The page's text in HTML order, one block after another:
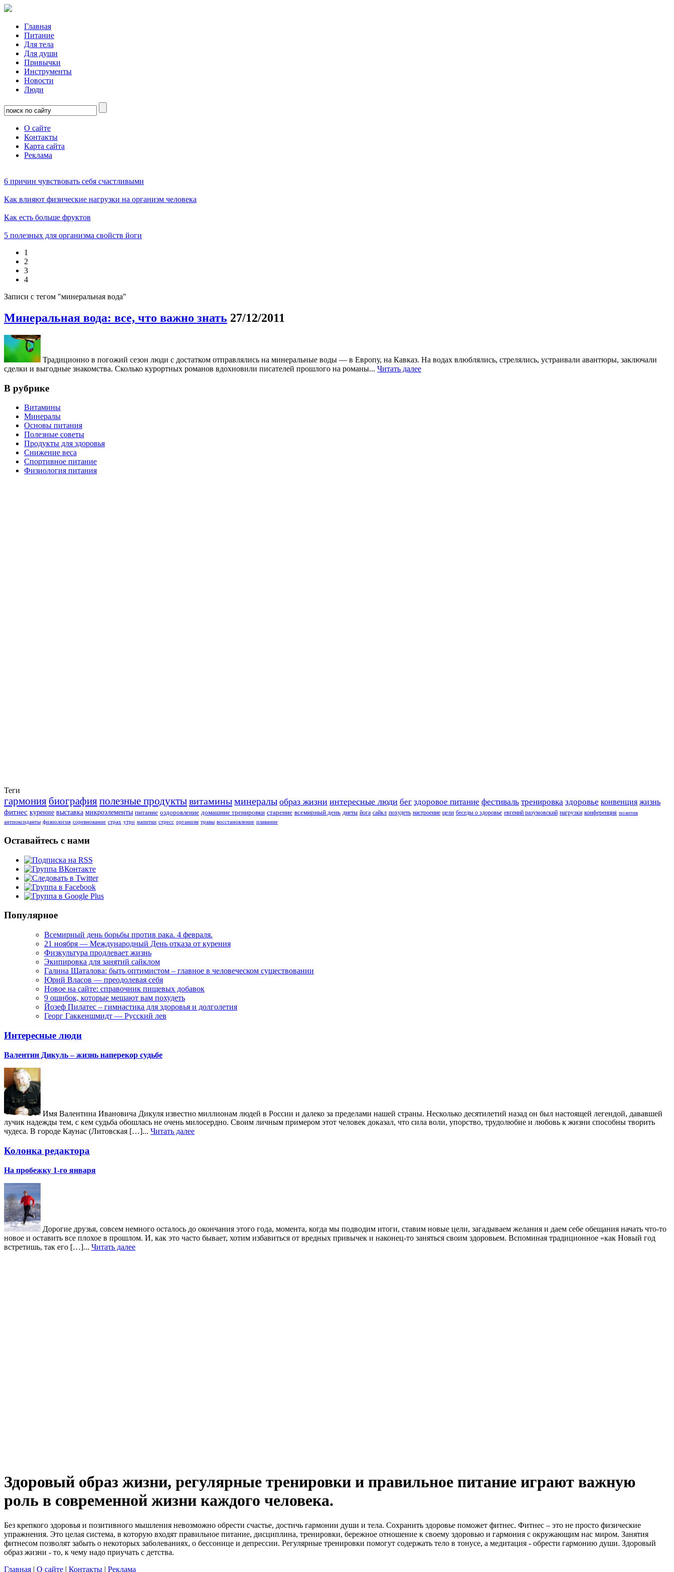
Главная
Питание
Для тела
Для души
Привычки
Инструменты
Новости
Люди
О сайте
Контакты
Карта сайта
Реклама
6 причин чувствовать себя счастливыми
Как влияют физические нагрузки на организм человека
Как есть больше фруктов
5 полезных для организма свойств йоги
1
2
3
4
Записи с тегом "минеральная вода"
Минеральная вода: все, что важно знать 27/12/2011
Традиционно в погожий сезон люди с достатком отправлялись на минеральные воды — в Европу, на Кавказ. На водах влюблялись, стрелялись, устраивали авантюры, заключали
сделки и выгодные знакомства. Cколько курортных романов вдохновили писателей прошлого на романы... Читать далее
В рубрике
Витамины
Минералы
Основы питания
Полезные советы
Продукты для здоровья
Снижение веса
Спортивное питание
Физиология питания
Теги
гармония биографияполезные продуктывитаминыминералы образ жизни интересные люди бег здоровое питание фестиваль тренировка здоровье конвенция жизнь
фитнес курение выставка микроэлементы питание оздоровление домашние тренировки старение всемирный день диеты йога сайкл похудеть настроение цели беседы о здоровье евгений разумовский нагрузки конференция позитив
антиоксиданты физиология соревнование страх утро напитки стресс организм травы восстановление плавание
Оставайтесь с нами
Популярное
Всемирный день борьбы против рака. 4 февраля.
21 ноября — Международный День отказа от курения
Физкультура продлевает жизнь
Экипировка для занятий сайклом
Галина Шаталова: быть оптимистом – главное в человеческом существовании
Юрий Власов — преодолевая себя
Новое на сайте: справочник пищевых добавок
9 ошибок, которые мешают вам похудеть
Йозеф Пилатес – гимнастика для здоровья и долголетия
Георг Гаккеншмидт — Русский лев
Интересные люди
Валентин Дикуль – жизнь наперекор судьбе
Имя Валентина Ивановича Дикуля известно миллионам людей в России и далеко за пределами нашей страны. Несколько десятилетий назад он был настоящей легендой, дававшей
лучик надежды тем, с кем судьба обошлась не очень милосердно. Своим личным примером этот человек доказал, что сила воли, упорство, трудолюбие и любовь к жизни способны творить
чудеса. В городе Каунас (Литовская […]... Читать далее
Колонка редактора
На пробежку 1-го января
Дорогие друзья, совсем немного осталось до окончания этого года, момента, когда мы подводим итоги, ставим новые цели, загадываем желания и даем себе обещания начать что-то
новое и оставить все плохое в прошлом. И, как это часто бывает, хотим избавиться от вредных привычек и наконец-то заняться своим здоровьем. Вспоминая традиционное «как Новый год
встретишь, так его […]... Читать далее
Здоровый образ жизни, регулярные тренировки и правильное питание играют важную
роль в современной жизни каждого человека.
Без крепкого здоровья и позитивного мышления невозможно обрести счастье, достичь гармонии души и тела. Сохранить здоровье поможет фитнес. Фитнес – это не просто физические
упражнения. Это целая система, в которую входят правильное питание, дисциплина, тренировки, бережное отношение к своему здоровью и гармония с окружающим нас миром. Занятия
фитнесом позволят забыть о некоторых заболеваниях, о бессонице и депрессии. Регулярные тренировки помогут содержать тело в тонусе, а медитация - обрести гармонию души. Здоровый
образ жизни - то, к чему надо приучать с детства.
Главная | О сайте | Контакты | Реклама